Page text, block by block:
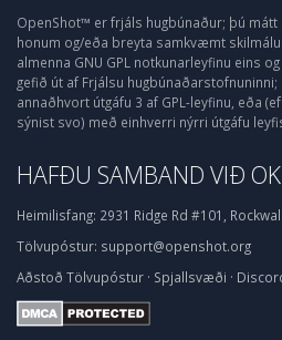
OpenShot™ er frjáls hugbúnaður; þú mátt
honum og/eða breyta samkvæmt
almenna GNU GPL notkunarleyfinu eins
gefið út af Frjálsu hugbúnaðarstofnuninni;
annaðhvort útgáfu 3 af GPL-leyfinu, eða
sýnist svo) með einhverri nýrri útgáfu
HAFÐU SAMBAND VIÐ
Heimilisfang: 2931 Ridge Rd #101,
Tölvupóstur: support@openshot.org
Aðstoð Tölvupóstur · Spjallsvæði ·